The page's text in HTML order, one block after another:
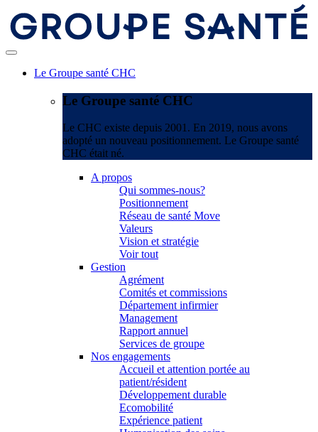
Le Groupe santé CHC
Le Groupe santé CHC
Le CHC existe depuis 2001. En 2019, nous avons
adopté un nouveau positionnement. Le Groupe santé
CHC était né.
A propos
Qui sommes-nous?
Positionnement
Réseau de santé Move
Valeurs
Vision et stratégie
Voir tout
Gestion
Agrément
Comités et commissions
Département infirmier
Management
Rapport annuel
Services de groupe
Nos engagements
Accueil et attention portée au
patient/résident
Développement durable
Ecomobilité
Expérience patient